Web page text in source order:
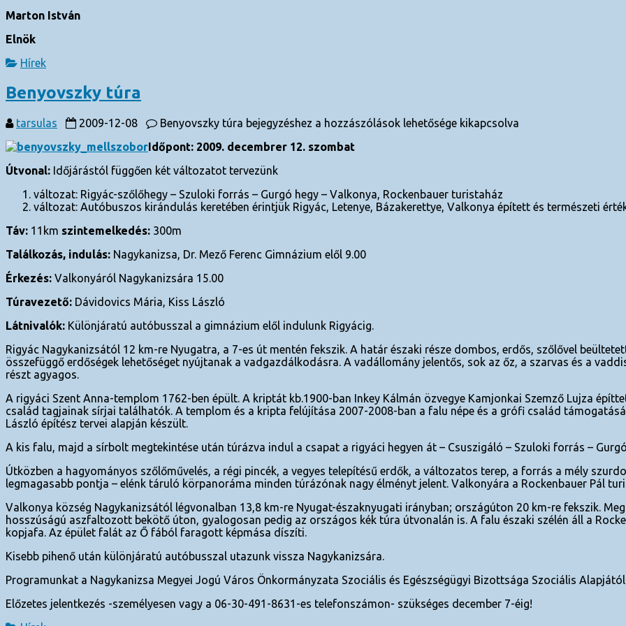
Marton István
Elnök
Hírek
Benyovszky túra
tarsulas 2009-12-08 Benyovszky túra bejegyzéshez a hozzászólások lehetősége kikapcsolva
Időpont: 2009. decembrer 12. szombat
Útvonal: Időjárástól függően két változatot tervezünk
változat: Rigyác-szőlőhegy – Szuloki forrás – Gurgó hegy – Valkonya, Rockenbauer turistaház
változat: Autóbuszos kirándulás keretében érintjük Rigyác, Letenye, Bázakerettye, Valkonya épített és természeti
Táv: 11km szintemelkedés: 300m
Találkozás, indulás: Nagykanizsa, Dr. Mező Ferenc Gimnázium elől 9.00
Érkezés: Valkonyáról Nagykanizsára 15.00
Túravezető: Dávidovics Mária, Kiss László
Látnivalók: Különjáratú autóbusszal a gimnázium elől indulunk Rigyácig.
Rigyác Nagykanizsától 12 km-re Nyugatra, a 7-es út mentén fekszik. A határ északi része dombos, erdős, szőlővel
összefüggő erdőségek lehetőséget nyújtanak a vadgazdálkodásra. A vadállomány jelentős, sok az őz, a szarvas és a
részt agyagos.
A rigyáci Szent Anna-templom 1762-ben épült. A kriptát kb.1900-ban Inkey Kálmán özvegye Kamjonkai Szemző Lujza
család tagjainak sírjai találhatók. A templom és a kripta felújítása 2007-2008-ban a falu népe és a grófi család
László építész tervei alapján készült.
A kis falu, majd a sírbolt megtekintése után túrázva indul a csapat a rigyáci hegyen át – Csuszigáló – Szuloki forrás –
Útközben a hagyományos szőlőművelés, a régi pincék, a vegyes telepítésű erdők, a változatos terep, a forrás a mély
legmagasabb pontja – elénk táruló körpanoráma minden túrázónak nagy élményt jelent. Valkonyára a Rockenbauer Pál
Valkonya község Nagykanizsától légvonalban 13,8 km-re Nyugat-északnyugati irányban; országúton 20 km-re fekszik.
hosszúságú aszfaltozott bekötő úton, gyalogosan pedig az országos kék túra útvonalán is. A falu északi szélén áll a
kopjafa. Az épület falát az Ő fából faragott képmása díszíti.
Kisebb pihenő után különjáratú autóbusszal utazunk vissza Nagykanizsára.
Programunkat a Nagykanizsa Megyei Jogú Város Önkormányzata Szociális és Egészségügyi Bizottsága Szociális
Előzetes jelentkezés -személyesen vagy a 06-30-491-8631-es telefonszámon- szükséges december 7-éig!